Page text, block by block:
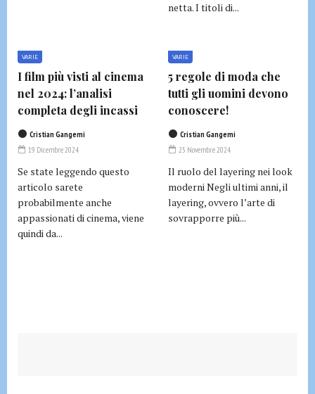
netta. I titoli di...
VARIE
I film più visti al cinema
nel 2024: l’analisi
completa degli incassi
Cristian Gangemi
19 Dicembre 2024
Se state leggendo questo
articolo sarete
probabilmente anche
appassionati di cinema, viene
quindi da...
VARIE
5 regole di moda che
tutti gli uomini devono
conoscere!
Cristian Gangemi
25 Novembre 2024
Il ruolo del layering nei look
moderni Negli ultimi anni, il
layering, ovvero l’arte di
sovrapporre più...